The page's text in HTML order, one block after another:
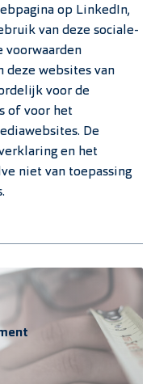
op LinkedIn,
van deze sociale-
voorwaarden
deze websites van
voor de
of voor het
De
en het
niet van toepassing